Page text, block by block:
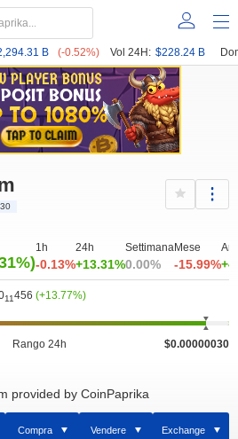
B (-0.52%) Vol 24H: $228.24 B
1h
-0.13%
24h
+13.31%
Settimana
0.00%
Mese
-15.99%
11456 (+13.77%)
Rango 24h $0.00000030
provided by CoinPaprika
Compra Vendere Exchange